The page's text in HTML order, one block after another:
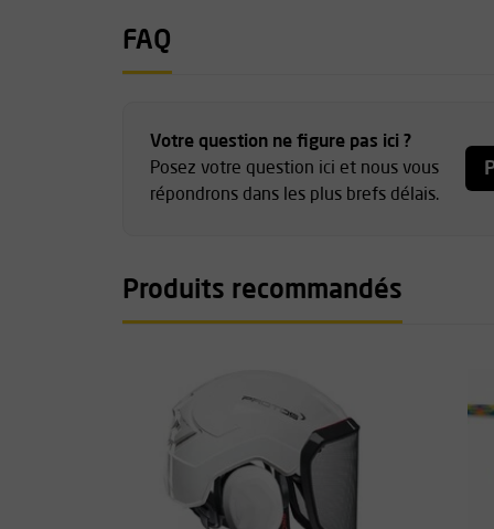
Cinq grandes zones de ventilation
Ceinture élastique, points d'attache pour
Renforts aux genoux
Guêtres antidérapantes avec crochet
Coutures triples
Couleur : orange, bordeaux, rouge, kaki, jaune
FAQ
Votre question ne figure pas ici ?
Posez votre question ici et nous vous
répondrons dans les plus brefs délais.
Produits recommandés